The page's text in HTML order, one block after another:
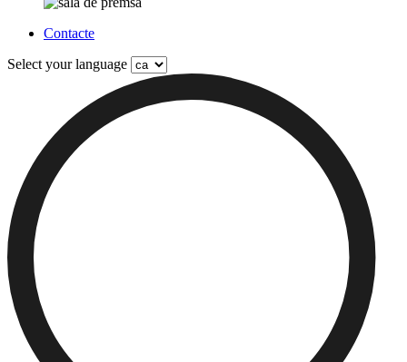
Contacte
Select your language